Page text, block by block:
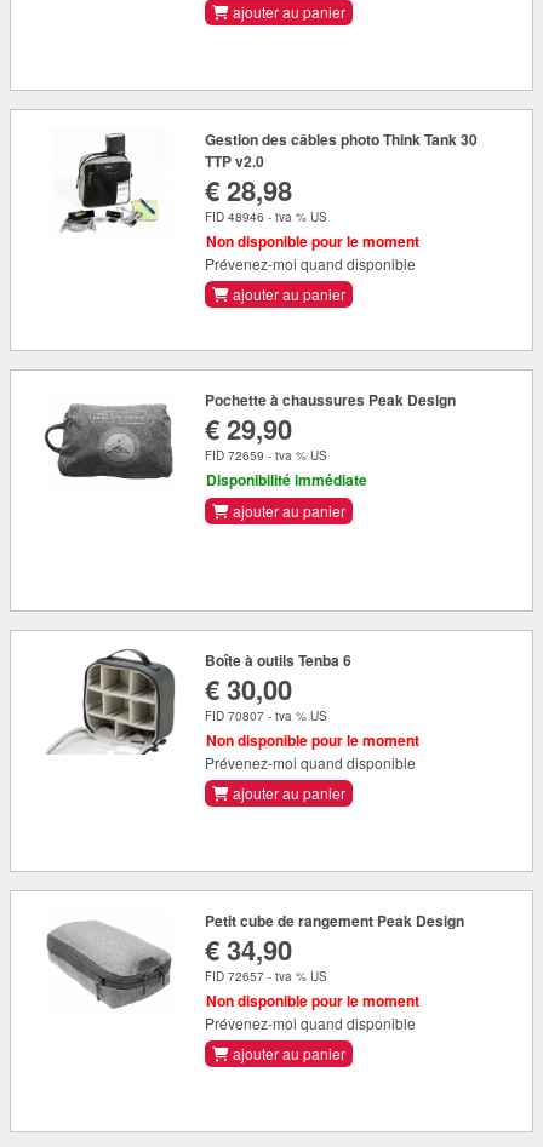
ajouter au panier
Gestion des câbles photo Think Tank 30
TTP v2.0
€ 28,98
FID 48946 - tva % US
Non disponible pour le moment
Prévenez-moi quand disponible
ajouter au panier
Pochette à chaussures Peak Design
€ 29,90
FID 72659 - tva % US
Disponibilité immédiate
ajouter au panier
Boîte à outils Tenba 6
€ 30,00
FID 70807 - tva % US
Non disponible pour le moment
Prévenez-moi quand disponible
ajouter au panier
Petit cube de rangement Peak Design
€ 34,90
FID 72657 - tva % US
Non disponible pour le moment
Prévenez-moi quand disponible
ajouter au panier